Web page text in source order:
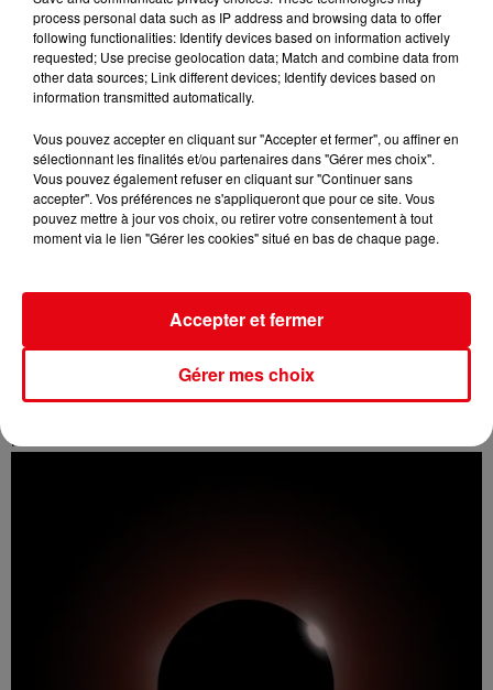
Incendie au Mont-Boron : deux jeunes condamnés à six mois de
process personal data such as IP address and browsing data to offer
following functionalities: Identify devices based on information actively
requested; Use precise geolocation data; Match and combine data from
other data sources; Link different devices; Identify devices based on
information transmitted automatically.
Vous pouvez accepter en cliquant sur "Accepter et fermer", ou affiner en
sélectionnant les finalités et/ou partenaires dans "Gérer mes choix".
Vous pouvez également refuser en cliquant sur "Continuer sans
accepter". Vos préférences ne s'appliqueront que pour ce site. Vous
pouvez mettre à jour vos choix, ou retirer votre consentement à tout
moment via le lien "Gérer les cookies" situé en bas de chaque page.
Gérer mes choix
Accepter et fermer